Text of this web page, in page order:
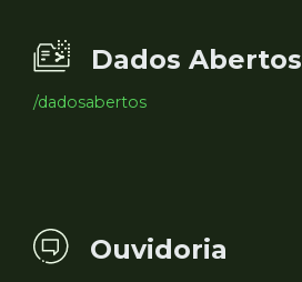
Dados Abertos
/dadosabertos
Ouvidoria